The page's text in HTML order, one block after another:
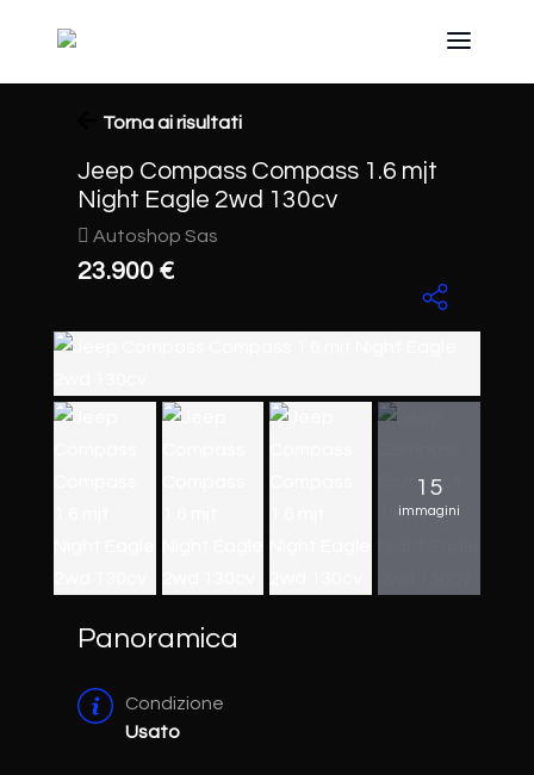
Torna ai risultati
Jeep Compass Compass 1.6 mjt
Night Eagle 2wd 130cv
Autoshop Sas
23.900 €
15
immagini
Panoramica
Condizione
Usato